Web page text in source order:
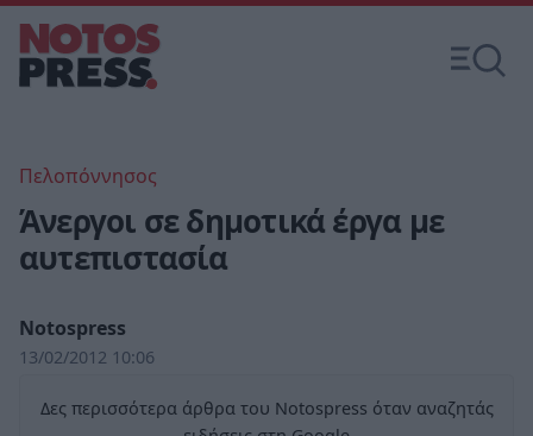
Πελοπόννησος
Άνεργοι σε δημοτικά έργα με
αυτεπιστασία
Notospress
13/02/2012 10:06
Δες περισσότερα άρθρα του Notospress όταν αναζητάς